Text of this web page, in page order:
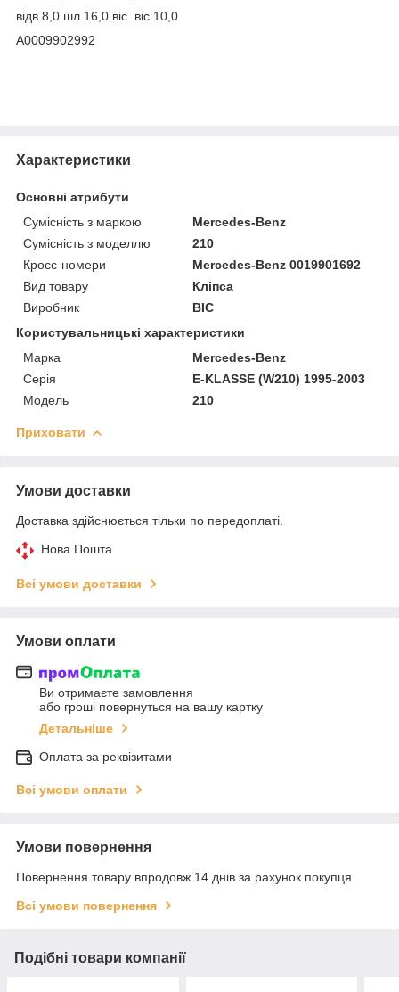
відв.8,0 шл.16,0 віс. віс.10,0
A0009902992
Характеристики
Основні атрибути
Сумісність з маркою
Mercedes-Benz
Сумісність з моделлю
210
Кросс-номери
Mercedes-Benz 0019901692
Вид товару
Кліпса
Виробник
ВІС
Користувальницькі характеристики
Марка
Mercedes-Benz
Серія
E-KLASSE (W210) 1995-2003
Модель
210
Приховати
Умови доставки
Доставка здійснюється тільки по передоплаті.
Нова Пошта
Всі умови доставки
Умови оплати
Ви отримаєте замовлення
або гроші повернуться на вашу картку
Детальніше
Оплата за реквізитами
Всі умови оплати
Умови повернення
Повернення товару впродовж 14 днів за рахунок покупця
Всі умови повернення
Подібні товари компанії